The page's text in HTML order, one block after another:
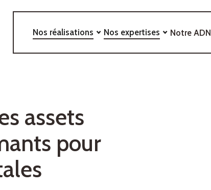
Nos réalisations Nos expertises Notre ADN
s assets
ants pour
ales